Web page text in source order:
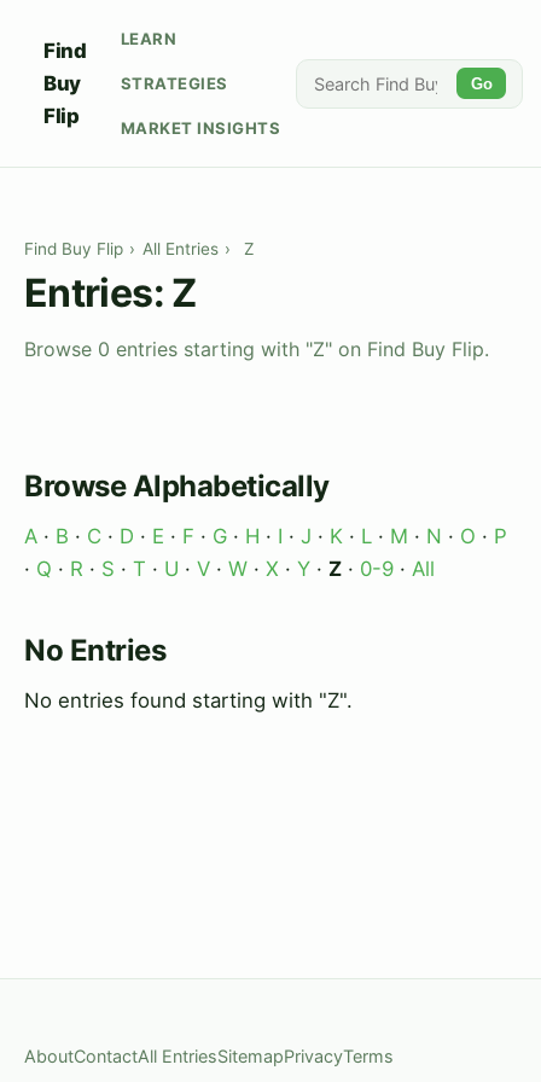
Find
Buy
Flip
LEARN
STRATEGIES
MARKET INSIGHTS
Go
Find Buy Flip › All Entries › Z
Entries: Z
Browse 0 entries starting with "Z" on Find Buy Flip.
Browse Alphabetically
A · B · C · D · E · F · G · H · I · J · K · L · M · N · O · P
· Q · R · S · T · U · V · W · X · Y · Z · 0-9 · All
No Entries
No entries found starting with "Z".
AboutContactAll EntriesSitemapPrivacyTerms